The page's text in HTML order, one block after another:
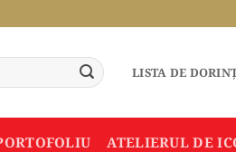
LISTA DE
ATELIERUL DE